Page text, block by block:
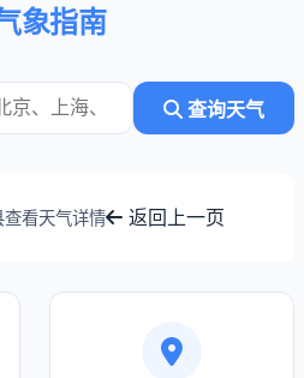
象指南
查询天气
看天气详情 返回上一页